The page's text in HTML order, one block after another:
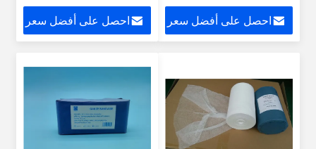
القطن للتضميد الجراحي
احصل على أفضل سعر
احصل على أفضل سعر